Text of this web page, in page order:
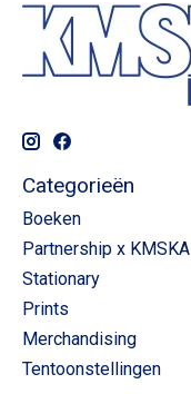
Categorieën
Boeken
Partnership x KMSKA
Stationary
Prints
Merchandising
Tentoonstellingen